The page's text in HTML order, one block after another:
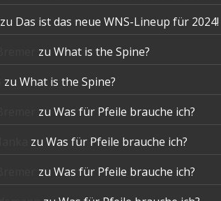
zu Das ist das neue WNS-Lineup für 2024!
zu What is the Spine?
zu What is the Spine?
zu Was für Pfeile brauche ich?
zu Was für Pfeile brauche ich?
zu Was für Pfeile brauche ich?